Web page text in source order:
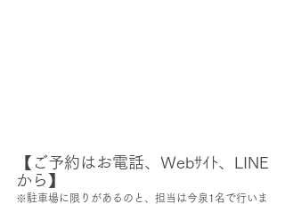
【ご予約はお電話、Ｗebｻｲﾄ、LINE
から】
※駐車場に限りがあるのと、担当は今泉1名で行いま